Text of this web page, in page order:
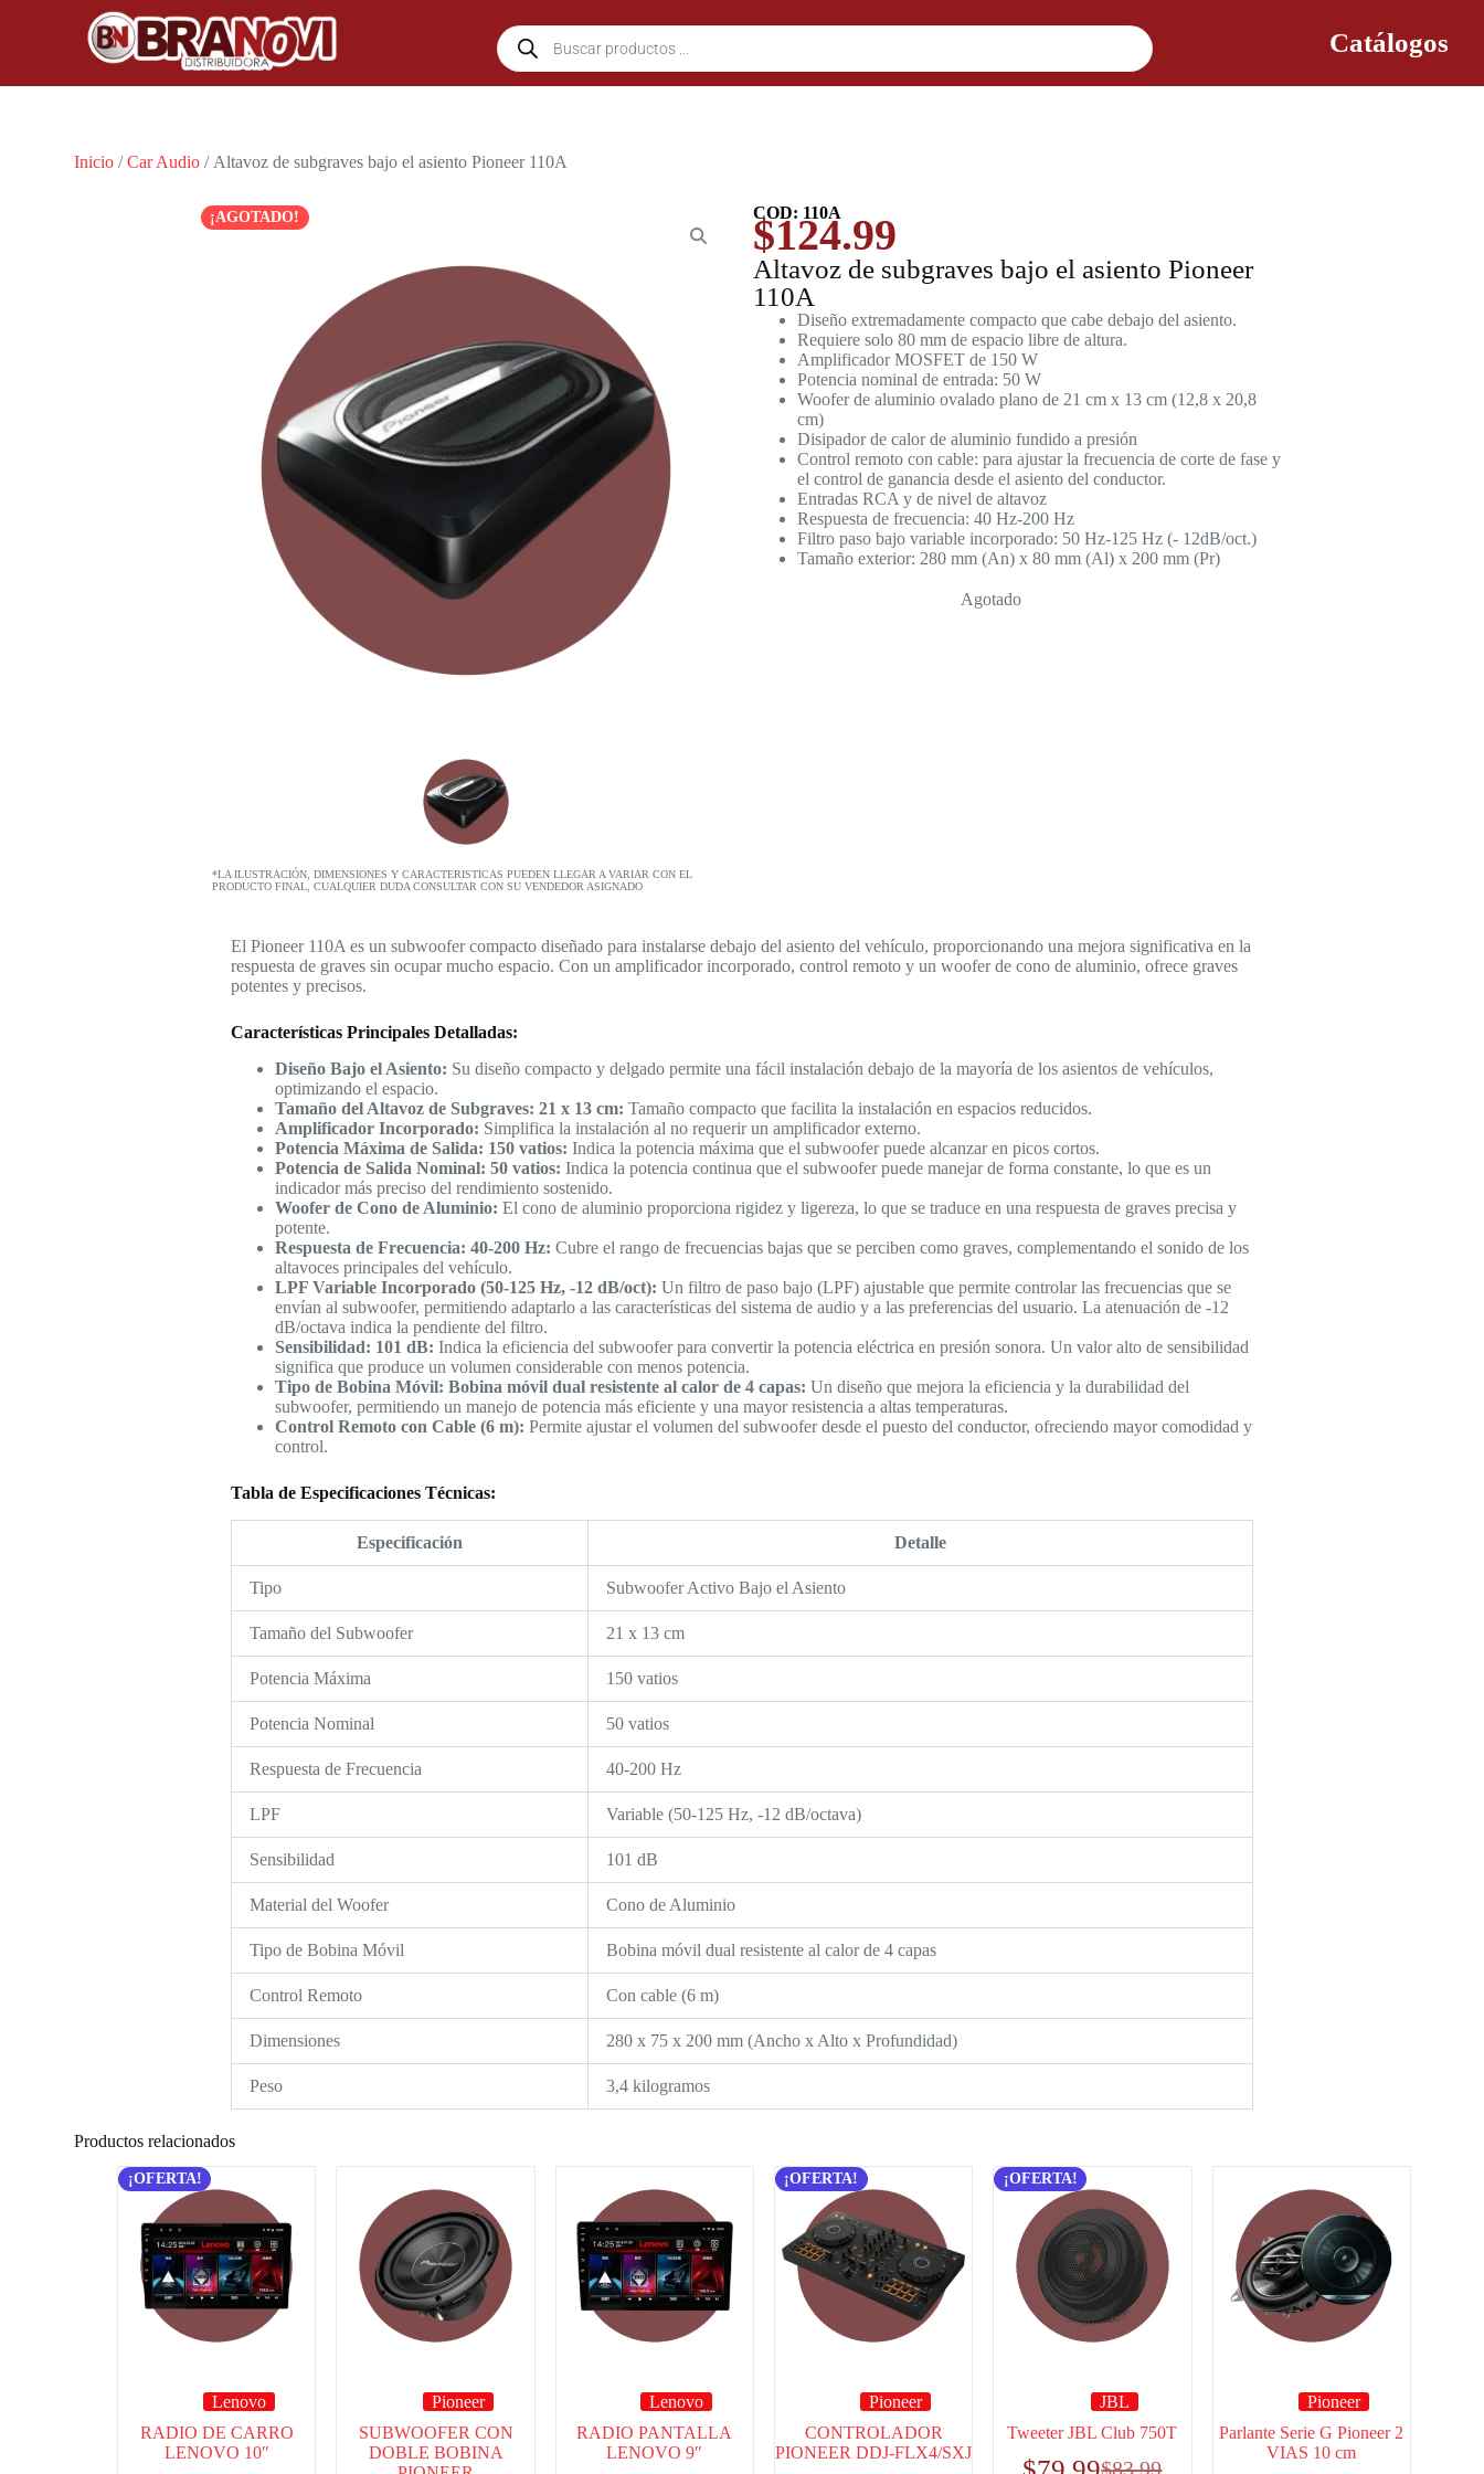
Catálogos
Inicio /Car Audio / Altavoz de subgraves bajo el asiento Pioneer 110A
¡AGOTADO!
*LA ILUSTRACIÓN, DIMENSIONES Y CARACTERISTICAS PUEDEN LLEGAR A VARIAR CON EL
PRODUCTO FINAL, CUALQUIER DUDA CONSULTAR CON SU VENDEDOR ASIGNADO
COD: 110A
$124.99
Altavoz de subgraves bajo el asiento Pioneer
110A
Diseño extremadamente compacto que cabe debajo del asiento.
Requiere solo 80 mm de espacio libre de altura.
Amplificador MOSFET de 150 W
Potencia nominal de entrada: 50 W
Woofer de aluminio ovalado plano de 21 cm x 13 cm (12,8 x 20,8
cm)
Disipador de calor de aluminio fundido a presión
Control remoto con cable: para ajustar la frecuencia de corte de fase y
el control de ganancia desde el asiento del conductor.
Entradas RCA y de nivel de altavoz
Respuesta de frecuencia: 40 Hz-200 Hz
Filtro paso bajo variable incorporado: 50 Hz-125 Hz (- 12dB/oct.)
Tamaño exterior: 280 mm (An) x 80 mm (Al) x 200 mm (Pr)
Agotado
El Pioneer 110A es un subwoofer compacto diseñado para instalarse debajo del asiento del vehículo, proporcionando una mejora significativa en la
respuesta de graves sin ocupar mucho espacio. Con un amplificador incorporado, control remoto y un woofer de cono de aluminio, ofrece graves
potentes y precisos.
Características Principales Detalladas:
Diseño Bajo el Asiento: Su diseño compacto y delgado permite una fácil instalación debajo de la mayoría de los asientos de vehículos,
optimizando el espacio.
Tamaño del Altavoz de Subgraves: 21 x 13 cm: Tamaño compacto que facilita la instalación en espacios reducidos.
Amplificador Incorporado: Simplifica la instalación al no requerir un amplificador externo.
Potencia Máxima de Salida: 150 vatios: Indica la potencia máxima que el subwoofer puede alcanzar en picos cortos.
Potencia de Salida Nominal: 50 vatios: Indica la potencia continua que el subwoofer puede manejar de forma constante, lo que es un
indicador más preciso del rendimiento sostenido.
Woofer de Cono de Aluminio: El cono de aluminio proporciona rigidez y ligereza, lo que se traduce en una respuesta de graves precisa y
potente.
Respuesta de Frecuencia: 40-200 Hz: Cubre el rango de frecuencias bajas que se perciben como graves, complementando el sonido de los
altavoces principales del vehículo.
LPF Variable Incorporado (50-125 Hz, -12 dB/oct): Un filtro de paso bajo (LPF) ajustable que permite controlar las frecuencias que se
envían al subwoofer, permitiendo adaptarlo a las características del sistema de audio y a las preferencias del usuario. La atenuación de -12
dB/octava indica la pendiente del filtro.
Sensibilidad: 101 dB: Indica la eficiencia del subwoofer para convertir la potencia eléctrica en presión sonora. Un valor alto de sensibilidad
significa que produce un volumen considerable con menos potencia.
Tipo de Bobina Móvil: Bobina móvil dual resistente al calor de 4 capas: Un diseño que mejora la eficiencia y la durabilidad del
subwoofer, permitiendo un manejo de potencia más eficiente y una mayor resistencia a altas temperaturas.
Control Remoto con Cable (6 m): Permite ajustar el volumen del subwoofer desde el puesto del conductor, ofreciendo mayor comodidad y
control.
Tabla de Especificaciones Técnicas:
Especificación Detalle
Tipo Subwoofer Activo Bajo el Asiento
Tamaño del Subwoofer 21 x 13 cm
Potencia Máxima 150 vatios
Potencia Nominal 50 vatios
Respuesta de Frecuencia 40-200 Hz
LPF Variable (50-125 Hz, -12 dB/octava)
Sensibilidad 101 dB
Material del Woofer Cono de Aluminio
Tipo de Bobina Móvil Bobina móvil dual resistente al calor de 4 capas
Control Remoto Con cable (6 m)
Dimensiones 280 x 75 x 200 mm (Ancho x Alto x Profundidad)
Peso 3,4 kilogramos
Productos relacionados
¡OFERTA!
Lenovo
RADIO DE CARRO
LENOVO 10″
Pioneer
SUBWOOFER CON
DOBLE BOBINA
Lenovo
RADIO PANTALLA
LENOVO 9″
¡OFERTA!
Pioneer
CONTROLADOR
PIONEER DDJ-FLX4/SXJ
¡OFERTA!
JBL
Tweeter JBL Club 750T
$83.99
Pioneer
Parlante Serie G Pioneer 2
VIAS 10 cm